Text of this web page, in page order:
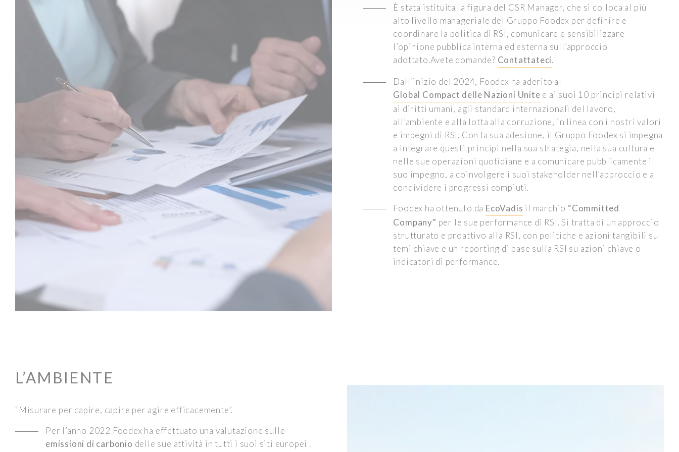
È stata istituita la figura del CSR Manager, che si colloca al più
alto livello manageriale del Gruppo Foodex per definire e
coordinare la politica di RSI, comunicare e sensibilizzare
l’opinione pubblica interna ed esterna sull’approccio
adottato.Avete domande? Contattateci.
Dall’inizio del 2024, Foodex ha aderito al
Global Compact delle Nazioni Unite e ai suoi 10 principi relativi
ai diritti umani, agli standard internazionali del lavoro,
all’ambiente e alla lotta alla corruzione, in linea con i nostri valori
e impegni di RSI. Con la sua adesione, il Gruppo Foodex si impegna
a integrare questi principi nella sua strategia, nella sua cultura e
nelle sue operazioni quotidiane e a comunicare pubblicamente il
suo impegno, a coinvolgere i suoi stakeholder nell’approccio e a
condividere i progressi compiuti.
Foodex ha ottenuto da EcoVadis il marchio “Committed
Company” per le sue performance di RSI. Si tratta di un approccio
strutturato e proattivo alla RSI, con politiche e azioni tangibili su
temi chiave e un reporting di base sulla RSI su azioni chiave o
indicatori di performance.
L’AMBIENTE
“Misurare per capire, capire per agire efficacemente”.
Per l’anno 2022 Foodex ha effettuato una valutazione sulle
emissioni di carbonio delle sue attività in tutti i suoi siti europei .